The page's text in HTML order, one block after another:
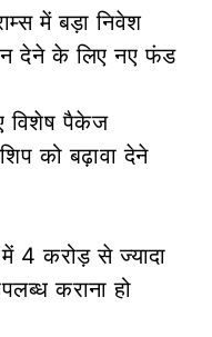
में बड़ा निवेश
देने के लिए नए फंड
विशेष पैकेज
को बढ़ावा देने
4 करोड़ से ज्यादा
कराना हो